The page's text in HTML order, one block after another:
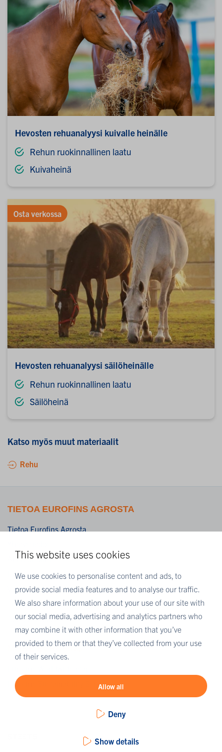
This website uses cookies
We use cookies to personalise content and ads, to
provide social media features and to analyse our traffic.
We also share information about your use of our site with
our social media, advertising and analytics partners who
may combine it with other information that you’ve
provided to them or that they’ve collected from your use
of their services.
Allow all
Deny
Show details
Hevosten rehuanalyysi kuivalle heinälle
Rehun ruokinnallinen laatu
Kuivaheinä
Osta verkossa
Hevosten rehuanalyysi säilöheinälle
Rehun ruokinnallinen laatu
Säilöheinä
Katso myös muut materiaalit
Rehu
TIETOA EUROFINS AGROSTA
Tietoa Eurofins Agrosta
Akkreditointi
Evästeet
Vastuuvapauslauseke
Tietosuojailmoitus
Toimitusehdot
MORE EUROFINS
Eurofins Sustainability Services